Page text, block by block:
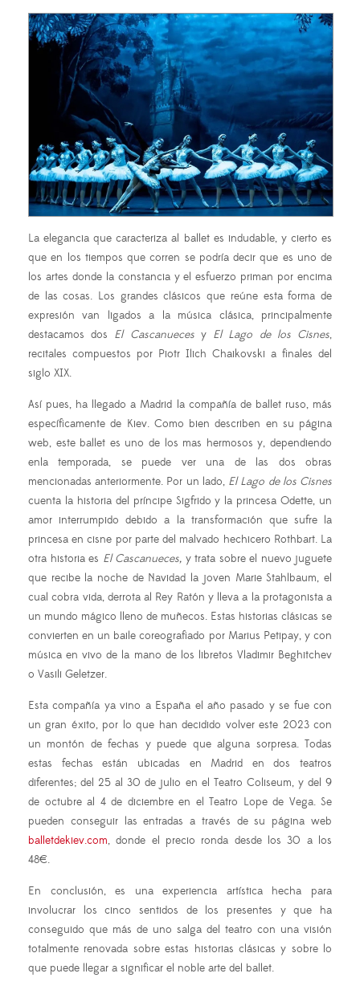
La elegancia que caracteriza al ballet es indudable, y cierto es
que en los tiempos que corren se podría decir que es uno de
los artes donde la constancia y el esfuerzo priman por encima
de las cosas. Los grandes clásicos que reúne esta forma de
expresión van ligados a la música clásica, principalmente
destacamos dos El Cascanuecesy El Lago de los Cisnes,
recitales compuestos por Piotr Ilich Chaikovski a finales del
siglo XIX.
Así pues, ha llegado a Madrid la compañía de ballet ruso, más
específicamente de Kiev. Como bien describen en su página
web, este ballet es uno de los mas hermosos y, dependiendo
enla temporada, se puede ver una de las dos obras
mencionadas anteriormente. Por un lado, El Lago de los Cisnes
cuenta la historia del príncipe Sigfrido y la princesa Odette, un
amor interrumpido debido a la transformación que sufre la
princesa en cisne por parte del malvado hechicero Rothbart. La
otra historia es El Cascanueces, y trata sobre el nuevo juguete
que recibe la noche de Navidad la joven Marie Stahlbaum, el
cual cobra vida, derrota al Rey Ratón y lleva a la protagonista a
un mundo mágico lleno de muñecos. Estas historias clásicas se
convierten en un baile coreografiado por Marius Petipay, y con
música en vivo de la mano de los libretos Vladimir Beghitchev
o Vasili Geletzer.
Esta compañía ya vino a España el año pasado y se fue con
un gran éxito, por lo que han decidido volver este 2023 con
un montón de fechas y puede que alguna sorpresa. Todas
estas fechas están ubicadas en Madrid en dos teatros
diferentes; del 25 al 30 de julio en el Teatro Coliseum, y del 9
de octubre al 4 de diciembre en el Teatro Lope de Vega. Se
pueden conseguir las entradas a través de su página web
balletdekiev.com, donde el precio ronda desde los 30 a los
48€.
En conclusión, es una experiencia artística hecha para
involucrar los cinco sentidos de los presentes y que ha
conseguido que más de uno salga del teatro con una visión
totalmente renovada sobre estas historias clásicas y sobre lo
que puede llegar a significar el noble arte del ballet.